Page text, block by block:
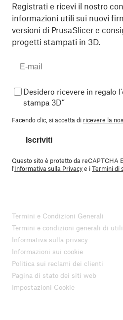
Registrati e ricevi il nostro
informazioni utili sui nuovi
versioni di PrusaSlicer e
progetti stampati in 3D.
Desidero ricevere in regalo
stampa 3D”
Facendo clic, si accetta di ricevere la
Iscriviti
Questo sito è protetto da reCAPTCHA
l'Informativa sulla Privacye iTermini di
Termini e Condizioni Generali
Termini e condizioni generali di
Informativa sulla privacy
Informazioni sui cookie
Politica sui reclami dei clienti
Pagina di stato dei siti web
Impostazioni Cookie